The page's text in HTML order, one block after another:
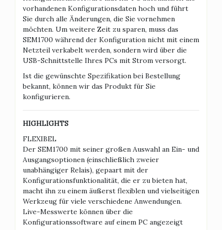
vorhandenen Konfigurationsdaten hoch und führt
Sie durch alle Änderungen, die Sie vornehmen
möchten. Um weitere Zeit zu sparen, muss das
SEM1700 während der Konfiguration nicht mit einem
Netzteil verkabelt werden, sondern wird über die
USB-Schnittstelle Ihres PCs mit Strom versorgt.
Ist die gewünschte Spezifikation bei Bestellung
bekannt, können wir das Produkt für Sie
konfigurieren.
HIGHLIGHTS
FLEXIBEL
Der SEM1700 mit seiner großen Auswahl an Ein- und
Ausgangsoptionen (einschließlich zweier
unabhängiger Relais), gepaart mit der
Konfigurationsfunktionalität, die er zu bieten hat,
macht ihn zu einem äußerst flexiblen und vielseitigen
Werkzeug für viele verschiedene Anwendungen.
Live-Messwerte können über die
Konfigurationssoftware auf einem PC angezeigt